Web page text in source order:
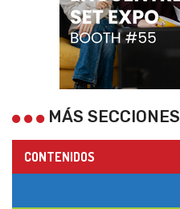
MÁS SECCIONES
CONTENIDOS